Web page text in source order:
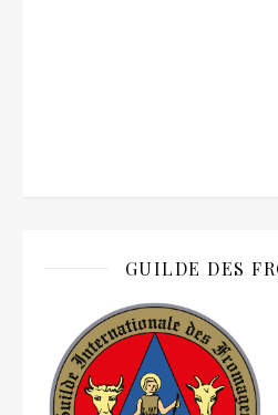
GUILDE DES